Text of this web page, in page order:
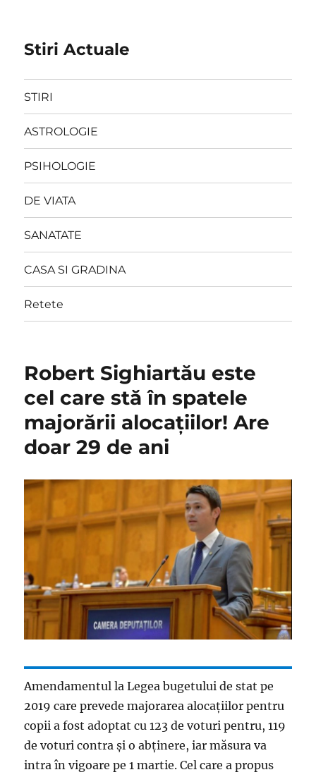
Stiri Actuale
STIRI
ASTROLOGIE
PSIHOLOGIE
DE VIATA
SANATATE
CASA SI GRADINA
Retete
Robert Sighiartău este
cel care stă în spatele
majorării alocațiilor! Are
doar 29 de ani
Amendamentul la Legea bugetului de stat pe
2019 care prevede majorarea alocațiilor pentru
copii a fost adoptat cu 123 de voturi pentru, 119
de voturi contra și o abținere, iar măsura va
intra în vigoare pe 1 martie. Cel care a propus